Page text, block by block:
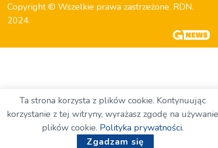
Copyright © Wszelkie prawa zastrzeżone. RDN.
2024.
Ta strona korzysta z plików cookie. Kontynuując
korzystanie z tej witryny, wyrażasz zgodę na używanie
plików cookie. Polityka prywatności.
Zgadzam się